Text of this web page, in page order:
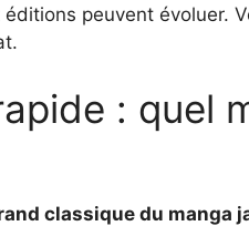
peuvent évoluer.
: quel
classique du manga